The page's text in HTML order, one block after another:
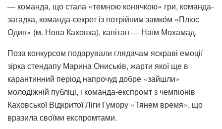
— команда, що стала «темною конячкою» гри, команда-
загадка, команда-секрет із потрійним замкóм «Плюс
Один» (м. Нова Каховка), капітан — Наїм Мохамад.
Поза конкурсом подарували глядачам яскраві емоції
зірка стендапу Марина Ониськів, жарти якої ще в
карантинний період напрочуд добре «зайшли»
молодіжній публіці, і команда-експромт з чемпіонів
Каховської Відкритої Ліги Гумору «Тянем время», що
вразила своїми експромтами.